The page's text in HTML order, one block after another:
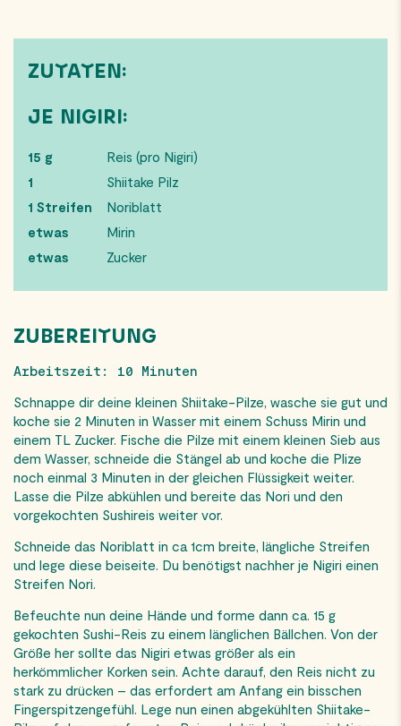
ZUTATEN:
JE NIGIRI:
15 g
Reis (pro Nigiri)
1
Shiitake Pilz
1 Streifen
Noriblatt
etwas
Mirin
etwas
Zucker
ZUBEREITUNG
Arbeitszeit: 10 Minuten
Schnappe dir deine kleinen Shiitake-Pilze, wasche sie gut und
koche sie 2 Minuten in Wasser mit einem Schuss Mirin und
einem TL Zucker. Fische die Pilze mit einem kleinen Sieb aus
dem Wasser, schneide die Stängel ab und koche die Plize
noch einmal 3 Minuten in der gleichen Flüssigkeit weiter.
Lasse die Pilze abkühlen und bereite das Nori und den
vorgekochten Sushireis weiter vor.
Schneide das Noriblatt in ca 1cm breite, längliche Streifen
und lege diese beiseite. Du benötigst nachher je Nigiri einen
Streifen Nori.
Befeuchte nun deine Hände und forme dann ca. 15 g
gekochten Sushi-Reis zu einem länglichen Bällchen. Von der
Größe her sollte das Nigiri etwas größer als ein
herkömmlicher Korken sein. Achte darauf, den Reis nicht zu
stark zu drücken – das erfordert am Anfang ein bisschen
Fingerspitzengefühl. Lege nun einen abgekühlten Shiitake-